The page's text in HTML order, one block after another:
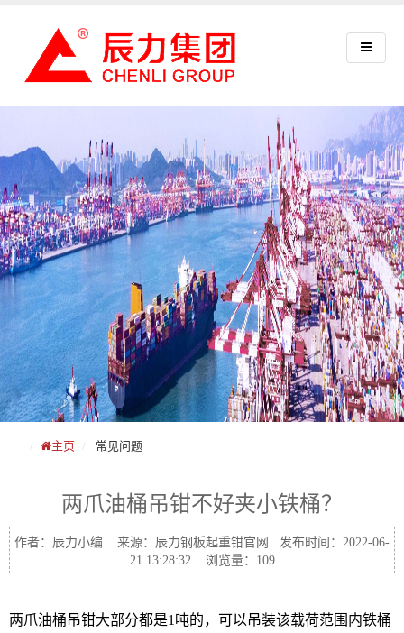
主页 常见问题
两爪油桶吊钳不好夹小铁桶？
作者：辰力小编 来源：辰力钢板起重钳官网 发布时间：2022-06-
21 13:28:32 浏览量：109
两爪油桶吊钳大部分都是1吨的，可以吊装该载荷范围内铁桶